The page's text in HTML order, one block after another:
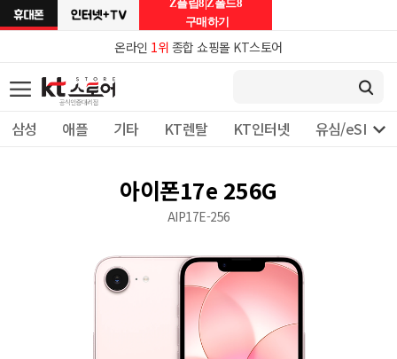
온라인 1위 종합 쇼핑몰 KT스토어
삼성 애플 기타 KT렌탈 KT인터넷 유심/eSIM 개

Z플립8|Z폴드8
구매하기
아이폰17e 256G
AIP17E-256